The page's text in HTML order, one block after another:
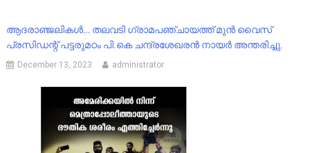
ആദരാഞ്ജലികൾ… തലവടി ഗ്രാമപഞ്ചായത്ത് മുൻ വൈസ്
പ്രസിഡന്റ് പട്ടരുമഠം പി.കെ ചന്ദ്രശേഖരൻ നായർ അന്തരിച്ചു.
December 13, 2023 administrator